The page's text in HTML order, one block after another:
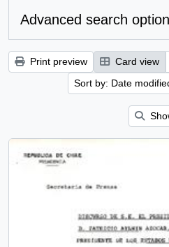
Advanced search
Print preview Card view
Sort by: Date